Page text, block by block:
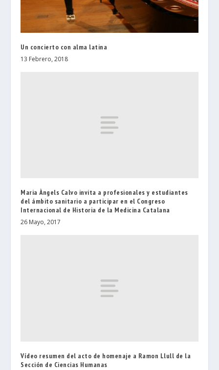
Un concierto con alma latina
13 Febrero, 2018
Maria Àngels Calvo invita a profesionales y estudiantes
del ámbito sanitario a participar en el Congreso
Internacional de Historia de la Medicina Catalana
26 Mayo, 2017
Vídeo resumen del acto de homenaje a Ramon Llull de la
Sección de Ciencias Humanas